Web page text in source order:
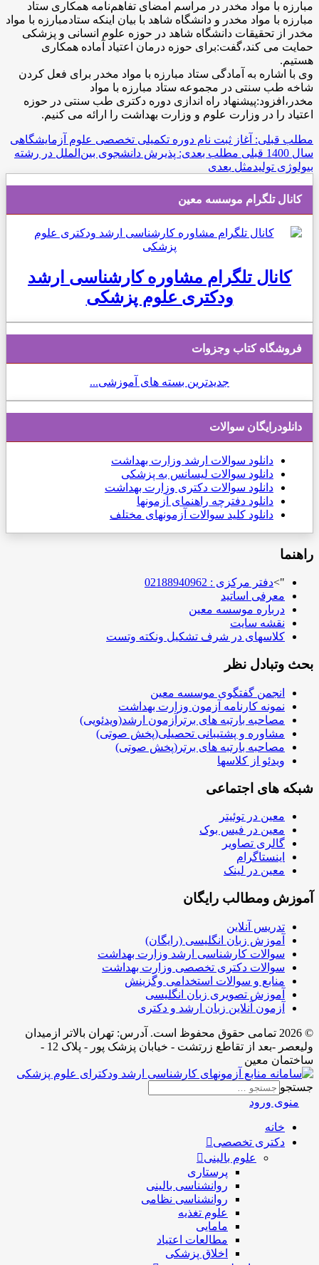
مبارزه با مواد مخدر در مراسم امضای تفاهم‌نامه همکاری ستاد
مبارزه با مواد مخدر و دانشگاه شاهد با بیان اینکه ستادمبارزه با مواد
مخدر از تحقیقات دانشگاه شاهد در حوزه علوم انسانی و پزشکی
حمایت می کند،گفت:برای حوزه درمان اعتیاد آماده همکاری
هستیم.
وی با اشاره به آمادگی ستاد مبارزه با مواد مخدر برای فعل کردن
شاخه طب سنتی در مجموعه ستاد مبارزه با مواد
مخدر،افزود:پیشنهاد راه اندازی دوره دکتری طب سنتی در حوزه
اعتیاد را در وزارت علوم و وزارت بهداشت را ارائه می کنیم.
مطلب قبلی: آغاز ثبت نام دوره تکمیلی تخصصی علوم آزمایشگاهی
سال 1400
قبلی مطلب بعدی: پذیرش دانشجوی بین‌الملل در رشته
بیولوژی تولیدمثل بعدی
کانال تلگرام موسسه معین
کانال تلگرام مشاوره کارشناسی ارشد
ودکتری علوم پزشکی
فروشگاه کتاب وجزوات
جدیدترین بسته های آموزشی...
دانلودرایگان سوالات
دانلود سوالات ارشد وزارت بهداشت
دانلود سوالات لیسانس به پزشکی
دانلود سوالات دکتری وزارت بهداشت
دانلود دفترچه راهنمای آزمونها
دانلود کلید سوالات آزمونهای مختلف
راهنما
">دفتر مرکزی : 02188940962
معرفی اساتید
درباره موسسه معین
نقشه سایت
کلاسهای در شرف تشکیل ونکته وتست
بحث وتبادل نظر
انجمن گفتگوی موسسه معین
نمونه کارنامه آزمون وزارت بهداشت
مصاحبه بارتبه های برترآزمون ارشد(ویدئویی)
مشاوره و پشتیبانی تحصیلی(پخش صوتی)
مصاحبه بارتبه های برتر(پخش صوتی)
ویدئو از کلاسها
شبکه های اجتماعی
معین در توئیتر
معین در فیس بوک
گالری تصاویر
اینستاگرام
معین در لینک
آموزش ومطالب رایگان
تدریس آنلاین
آموزش زبان انگلیسی (رایگان)
سوالات کارشناسی ارشد وزارت بهداشت
سوالات دکتری تخصصی وزارت بهداشت
منابع و سوالات استخدامی وگزینش
آموزش تصویری زبان انگلیسی
آزمون آنلاین زبان ارشد و دکتری
© 2026 تمامی حقوق محفوظ است. آدرس:‌ تهران بالاتر ازمیدان
ولیعصر -بعد از تقاطع زرتشت - خیابان پزشک پور - پلاک 12 -
ساختمان معین
جستجو
منوی ورود
خانه
دکتری تخصصی
علوم بالینی
پرستاری
روانشناسی بالینی
روانشناسی نظامی
علوم تغذیه
مامایی
مطالعات اعتیاد
اخلاق پزشکی